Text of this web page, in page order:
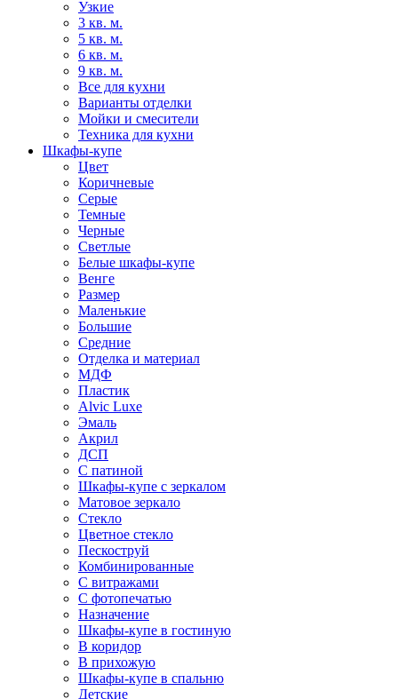
Узкие
3 кв. м.
5 кв. м.
6 кв. м.
9 кв. м.
Все для кухни
Варианты отделки
Мойки и смесители
Техника для кухни
Шкафы-купе
Цвет
Коричневые
Серые
Темные
Черные
Светлые
Белые шкафы-купе
Венге
Размер
Маленькие
Большие
Средние
Отделка и материал
МДФ
Пластик
Alvic Luxe
Эмаль
Акрил
ДСП
С патиной
Шкафы-купе с зеркалом
Матовое зеркало
Стекло
Цветное стекло
Пескоструй
Комбинированные
С витражами
С фотопечатью
Назначение
Шкафы-купе в гостиную
В коридор
В прихожую
Шкафы-купе в спальню
Детские